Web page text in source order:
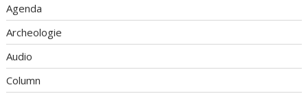
Agenda
Archeologie
Audio
Column